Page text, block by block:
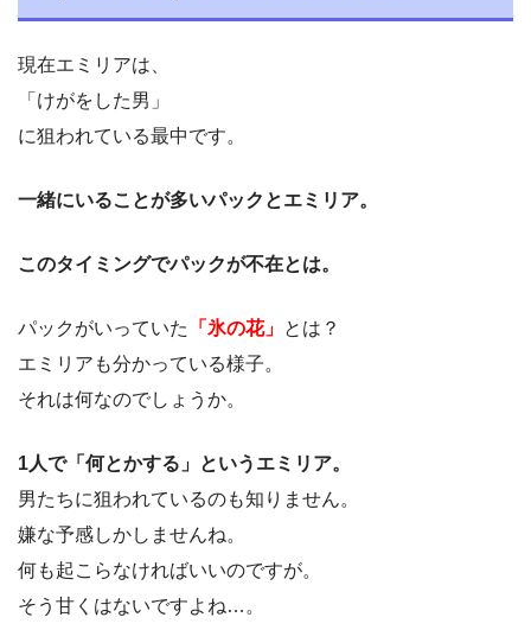
現在エミリアは、
「けがをした男」
に狙われている最中です。
一緒にいることが多いパックとエミリア。
このタイミングでパックが不在とは。
パックがいっていた 「氷の花」 とは？
エミリアも分かっている様子。
それは何なのでしょうか。
1人で「何とかする」というエミリア。
男たちに狙われているのも知りません。
嫌な予感しかしませんね。
何も起こらなければいいのですが。
そう甘くはないですよね…。